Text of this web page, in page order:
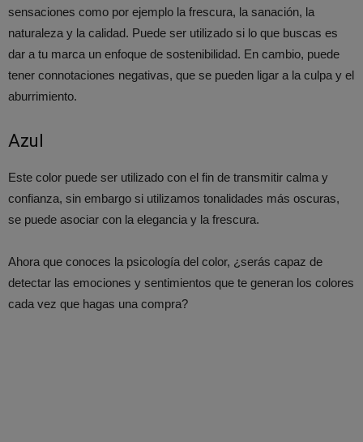
sensaciones como por ejemplo la frescura, la sanación, la
naturaleza y la calidad. Puede ser utilizado si lo que buscas es
dar a tu marca un enfoque de sostenibilidad. En cambio, puede
tener connotaciones negativas, que se pueden ligar a la culpa y el
aburrimiento.
Azul
Este color puede ser utilizado con el fin de transmitir calma y
confianza, sin embargo si utilizamos tonalidades más oscuras,
se puede asociar con la elegancia y la frescura.
Ahora que conoces la psicología del color, ¿serás capaz de
detectar las emociones y sentimientos que te generan los colores
cada vez que hagas una compra?